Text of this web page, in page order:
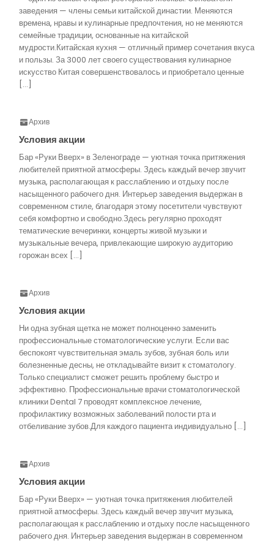
заведения — члены семьи китайской династии. Меняются
времена, нравы и кулинарные предпочтения, но не меняются
семейные традиции, основанные на китайской
мудрости.Китайская кухня — отличный пример сочетания вкуса
и пользы. За 3000 лет своего существования кулинарное
искусство Китая совершенствовалось и приобретало ценные
[…]
Архив
Условия акции
Бар «Руки Вверх» в Зеленограде — уютная точка притяжения
любителей приятной атмосферы. Здесь каждый вечер звучит
музыка, располагающая к расслаблению и отдыху после
насыщенного рабочего дня. Интерьер заведения выдержан в
современном стиле, благодаря этому посетители чувствуют
себя комфортно и свободно.Здесь регулярно проходят
тематические вечеринки, концерты живой музыки и
музыкальные вечера, привлекающие широкую аудиторию
горожан всех […]
Архив
Условия акции
Ни одна зубная щетка не может полноценно заменить
профессиональные стоматологические услуги. Если вас
беспокоят чувствительная эмаль зубов, зубная боль или
болезненные десны, не откладывайте визит к стоматологу.
Только специалист сможет решить проблему быстро и
эффективно. Профессиональные врачи стоматологической
клиники Dental 7 проводят комплексное лечение,
профилактику возможных заболеваний полости рта и
отбеливание зубов.Для каждого пациента индивидуально […]
Архив
Условия акции
Бар «Руки Вверх» — уютная точка притяжения любителей
приятной атмосферы. Здесь каждый вечер звучит музыка,
располагающая к расслаблению и отдыху после насыщенного
рабочего дня. Интерьер заведения выдержан в современном